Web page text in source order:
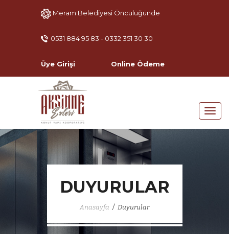
Meram Belediyesi Öncülüğünde
0531 884 95 83 - 0332 351 30 30
Üye Girişi Online Ödeme
DUYURULAR
Anasayfa / Duyurular